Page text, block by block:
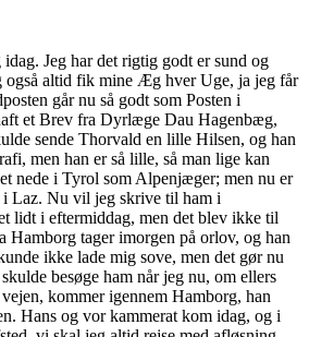
Jeg har det rigtig godt er sund og
også altid fik mine Æg hver Uge, ja jeg får
går nu så godt som Posten i
et Brev fra Dyrlæge Dau Hagenbæg,
sende Thorvald en lille Hilsen, og han
men han er så lille, så man lige kan
nede i Tyrol som Alpenjæger; men nu er
Laz. Nu vil jeg skrive til ham i
lidt i eftermiddag, men det blev ikke til
Hamborg tager imorgen på orlov, og han
ikke lade mig sove, men det gør nu
besøge ham når jeg nu, om ellers
kommer igennem Hamborg, han
Hans og vor kammerat kom idag, og i